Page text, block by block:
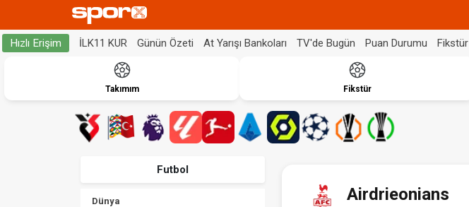
Hızlı Erişim İLK11 KUR Günün Özeti At Yarışı Bankoları TV'de Bugün Puan Durumu Fikstür
Takımım Fikstür
Futbol
Dünya Airdrieonians